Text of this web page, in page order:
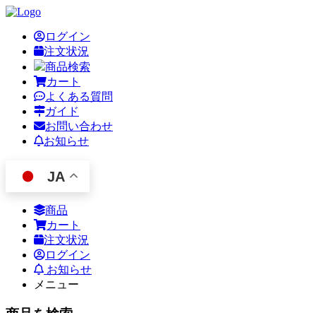
ログイン
注文状況
商品検索
カート
よくある質問
ガイド
お問い合わせ
お知らせ
JA
商品
カート
注文状況
ログイン
お知らせ
メニュー